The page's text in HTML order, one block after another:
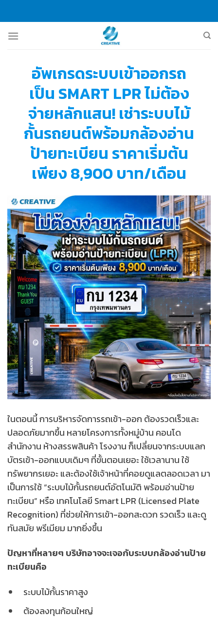
content
อัพเกรดระบบเข้าออกรถ
เป็น SMART LPR ไม่ต้อง
จ่ายหลักแสน! เช่าระบบไม้
กั้นรถยนต์พร้อมกล้องอ่าน
ป้ายทะเบียน ราคาเริ่มต้น
เพียง 8,900 บาท/เดือน
ในตอนนี้ การบริหารจัดการรถเข้า-ออก ต้องรวดเร็วและ
ปลอดภัยมากขึ้น หลายโครงการทั้งหมู่บ้าน คอนโด
สำนักงาน ห้างสรรพสินค้า โรงงาน ก็เปลี่ยนจากระบบแลก
บัตรเข้า-ออกแบบเดิมๆ ที่ขั้นตอนเยอะ ใช้เวลานาน ใช้
ทรัพยากรเยอะ และต้องใช้เจ้าหน้าที่คอยดูแลตลอดเวลา มา
เป็นการใช้ “ระบบไม้กั้นรถยนต์อัตโนมัติ พร้อมอ่านป้าย
ทะเบียน” หรือ เทคโนโลยี Smart LPR (Licensed Plate
Recognition) ที่ช่วยให้การเข้า-ออกสะดวก รวดเร็ว และดู
ทันสมัย พรีเมียม มากยิ่งขึ้น
ปัญหาที่หลายๆ บริษัทอาจจะเจอกับระบบกล้องอ่านป้าย
ทะเบียนคือ
ระบบไม้กั้นราคาสูง
ต้องลงทุนก้อนใหญ่